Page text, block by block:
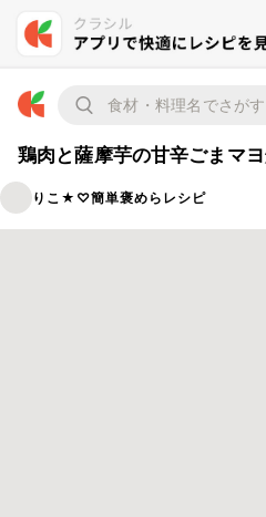
鶏肉と薩摩芋の甘辛ごまマ
りこ★♡簡単褒めらレシピ